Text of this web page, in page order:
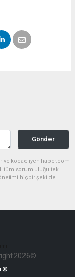
Gönder
ve kocaeliyenihaber.com
tüm sorumluluğu tek
hiçbir şekilde
2026©
®